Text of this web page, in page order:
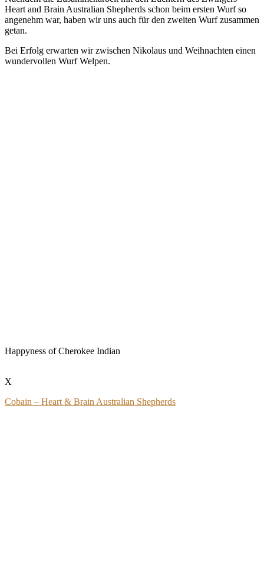
Heart and Brain Australian Shepherds schon beim ersten Wurf so
angenehm war, haben wir uns auch für den zweiten Wurf zusammen
getan.
Bei Erfolg erwarten wir zwischen Nikolaus und Weihnachten einen
wundervollen Wurf Welpen.
Happyness of Cherokee Indian
X
Cobain – Heart & Brain Australian Shepherds